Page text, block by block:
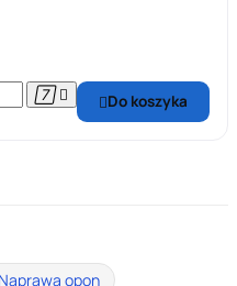
  Do koszyka
Naprawa opon